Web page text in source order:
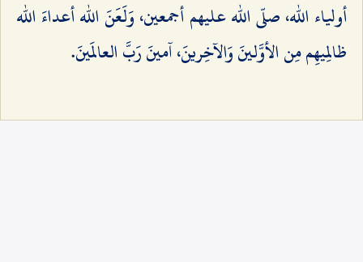
أولياء الله، صلّى الله عليهم أجمعين، وَلَعَنَ الله أعداءَ الله
ظالِميهِم مِن الأوَّلينَ وَالآخِرينَ، آمينَ رَبَّ العالَمينَ.